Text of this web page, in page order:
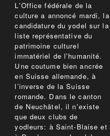
L'Office fédérale de la
culture a annoncé mardi, la
candidature du yodel sur la
liste représentative du
patrimoine culturel
immatériel de l'humanité.
Une coutume bien ancrée
en Suisse allemande, à
l’inverse de la Suisse
romande. Dans le canton
de Neuchâtel, il n'existe
que deux clubs de
yodleurs: à Saint-Blaise et